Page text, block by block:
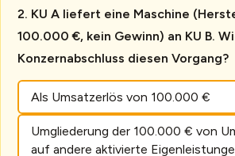
KU A liefert eine Maschine
100.000 €, kein Gewinn) an KU B.
Konzernabschluss diesen Vorgang?
Als Umsatzerlös von 100.000 €
Umgliederung der 100.000 € von
auf andere aktivierte